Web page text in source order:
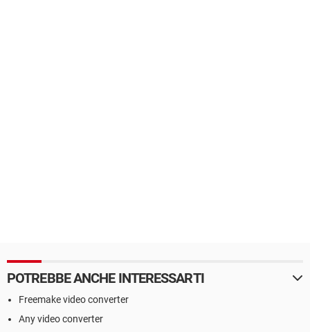
POTREBBE ANCHE INTERESSARTI
Freemake video converter
Any video converter